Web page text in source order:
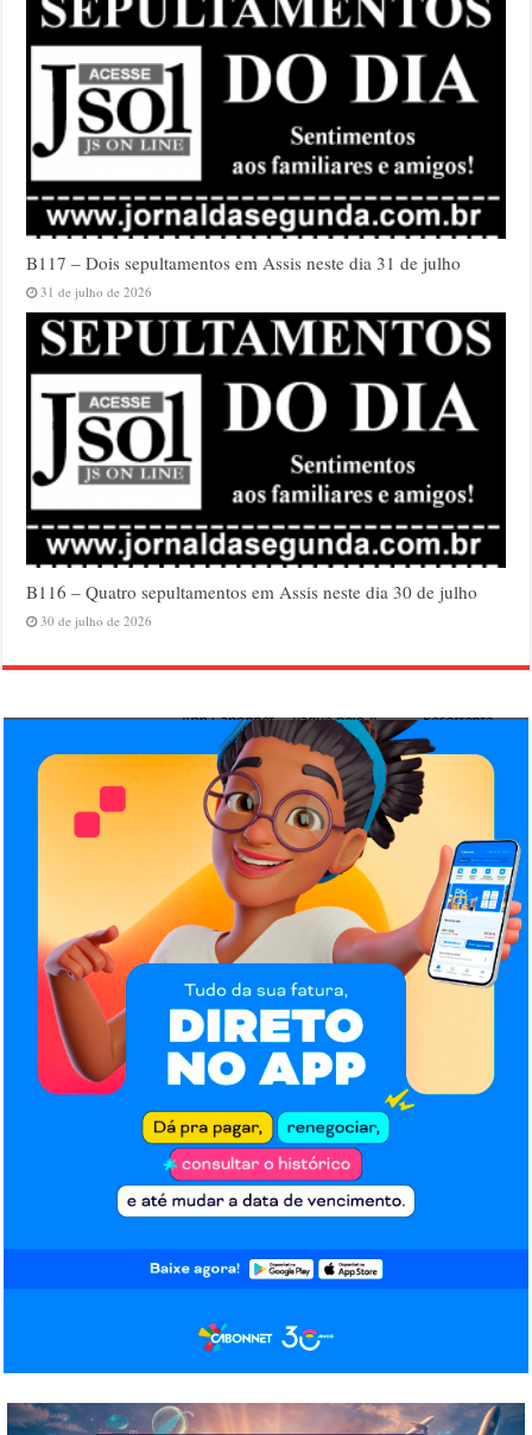
B117 – Dois sepultamentos em Assis neste dia 31 de julho
31 de julho de 2026
B116 – Quatro sepultamentos em Assis neste dia 30 de julho
30 de julho de 2026